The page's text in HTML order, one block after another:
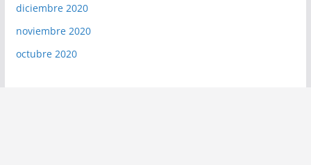
diciembre 2020
noviembre 2020
octubre 2020